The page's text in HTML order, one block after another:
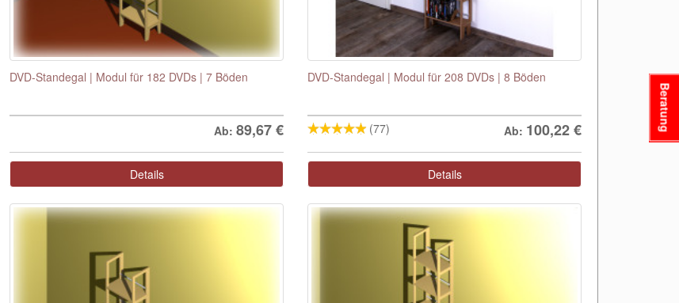
DVD-Standegal | Modul für 182 DVDs | 7 Böden
Ab: 89,67€
Details
DVD-Standegal | Modul für 208 DVDs | 8 Böden
(77) Ab: 100,22€
Details
Beratung